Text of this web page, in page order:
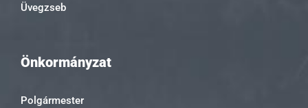
Üvegzseb
Önkormányzat
Polgármester